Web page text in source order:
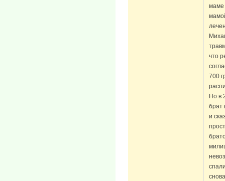
маме
что
700
Но в
брат
и